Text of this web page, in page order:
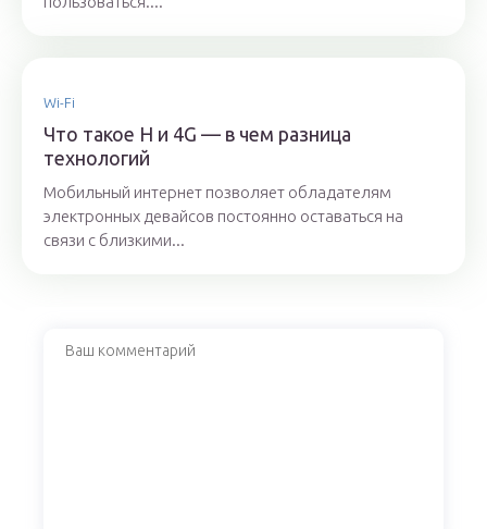
Wi-Fi
Что такое H и 4G — в чем разница
технологий
Мобильный интернет позволяет обладателям
электронных девайсов постоянно оставаться на
связи с близкими...